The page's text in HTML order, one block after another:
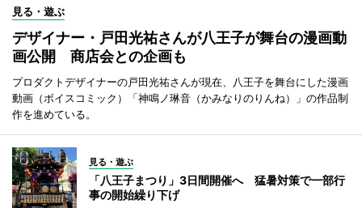
見る・遊ぶ
デザイナー・戸田光祐さんが八王子が舞台の漫画動
画公開 商店会との企画も
プロダクトデザイナーの戸田光祐さんが現在、八王子を舞台にした漫画
動画（ボイスコミック）「神鳴ノ琳音（かみなりのりんね）」の作品制
作を進めている。
見る・遊ぶ
「八王子まつり」3日間開催へ 猛暑対策で一部行
事の開始繰り下げ